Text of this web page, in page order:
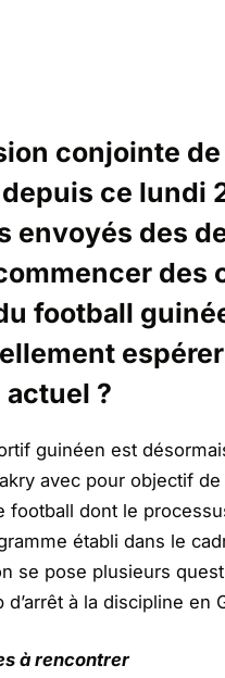
conjointe
ce lundi
envoyés des
des
football
?
guinéen est
avec pour objectif
football dont le
établi dans le
se pose plusieurs
à la discipline en
à rencontrer